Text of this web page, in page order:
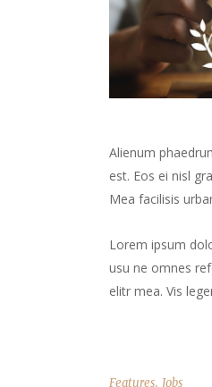
Alienum
est. Eos ei nisl
Mea facilisis
Lorem ipsum
usu ne omnes
elitr mea. Vis
Features, Jobs